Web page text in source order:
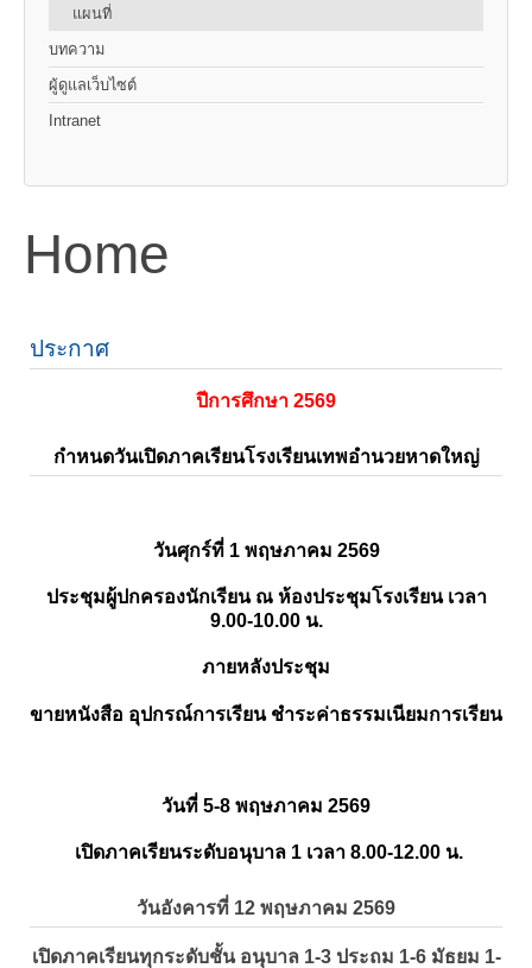
แผนที่
บทความ
ผู้ดูแลเว็บไซต์
Intranet
Home
ประกาศ
ปีการศึกษา 2569
กำหนดวันเปิดภาคเรียนโรงเรียนเทพอำนวยหาดใหญ่
วันศุกร์ที่ 1 พฤษภาคม 2569
ประชุมผู้ปกครองนักเรียน ณ ห้องประชุมโรงเรียน เวลา
9.00-10.00 น.
ภายหลังประชุม
ขายหนังสือ อุปกรณ์การเรียน ชำระค่าธรรมเนียมการเรียน
วันที่ 5-8 พฤษภาคม 2569
เปิดภาคเรียนระดับอนุบาล 1 เวลา 8.00-12.00 น.
วันอังคารที่ 12 พฤษภาคม 2569
เปิดภาคเรียนทุกระดับชั้น อนุบาล 1-3 ประถม 1-6 มัธยม 1-